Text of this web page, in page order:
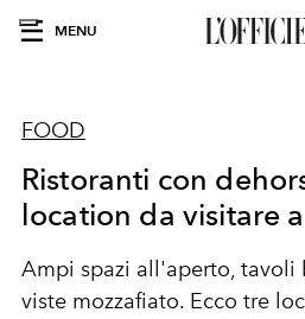
MENU
FOOD
Ristoranti con
location da visitare
Ampi spazi all'aperto, tavoli
viste mozzafiato. Ecco tre